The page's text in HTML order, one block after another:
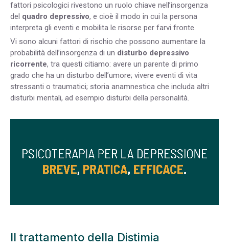
fattori psicologici rivestono un ruolo chiave nell’insorgenza
del quadro depressivo, e cioè il modo in cui la persona
interpreta gli eventi e mobilita le risorse per farvi fronte.
Vi sono alcuni fattori di rischio che possono aumentare la
probabilità dell’insorgenza di un disturbo depressivo
ricorrente, tra questi citiamo: avere un parente di primo
grado che ha un disturbo dell’umore; vivere eventi di vita
stressanti o traumatici; storia anamnestica che includa altri
disturbi mentali, ad esempio disturbi della personalità.
Il trattamento della Distimia